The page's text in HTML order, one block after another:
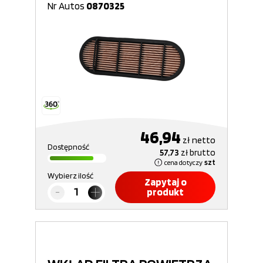
Nr Autos 0870325
Dostępność 46,94 złnetto
57,73 złbrutto
cena dotyczy szt
Wybierz ilość
Zapytaj o
produkt